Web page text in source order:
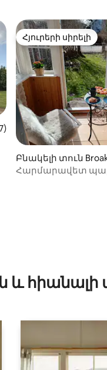
5-ից 4,85,
Հյուրերի սիրելի
Հյուրերի սիրելի
Բնակելի տուն
մ
Հարմարավետ
և